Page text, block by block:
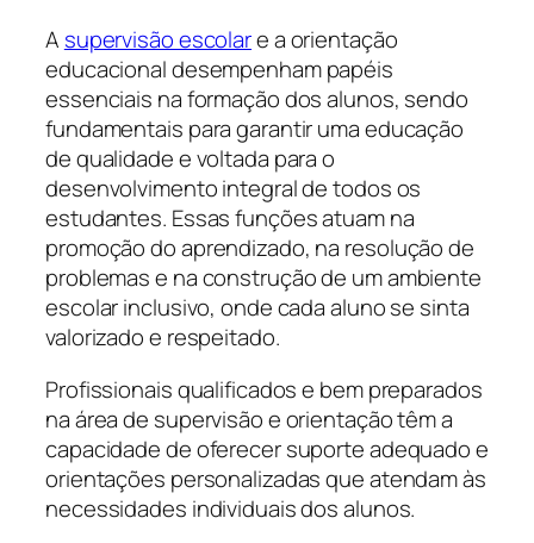
A supervisão escolare a orientação
educacional desempenham papéis
essenciais na formação dos alunos, sendo
fundamentais para garantir uma educação
de qualidade e voltada para o
desenvolvimento integral de todos os
estudantes. Essas funções atuam na
promoção do aprendizado, na resolução de
problemas e na construção de um ambiente
escolar inclusivo, onde cada aluno se sinta
valorizado e respeitado.
Profissionais qualificados e bem preparados
na área de supervisão e orientação têm a
capacidade de oferecer suporte adequado e
orientações personalizadas que atendam às
necessidades individuais dos alunos.